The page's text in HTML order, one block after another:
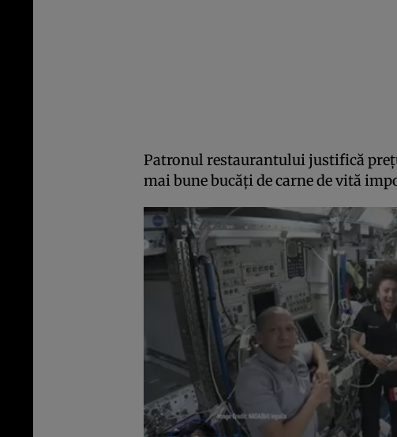
Patronul restaurantului justifică
mai bune bucăţi de carne de vită